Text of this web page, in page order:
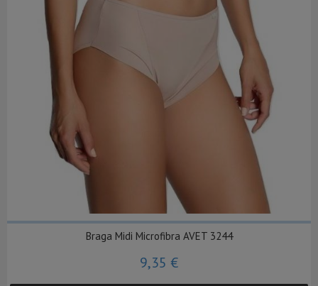
Braga Midi Microfibra AVET 3244
9,35 €